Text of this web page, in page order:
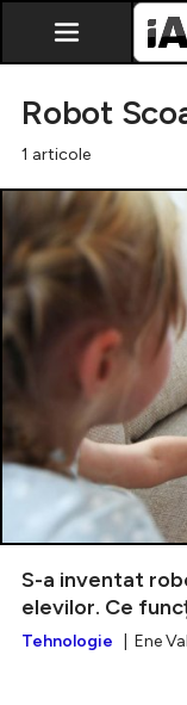
Robot
1 articole
S-a inventat
elevilor. Ce
Tehnologie | Ene